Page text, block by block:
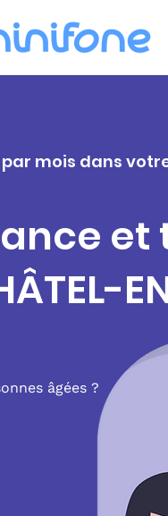
mois dans votre
âgées ?